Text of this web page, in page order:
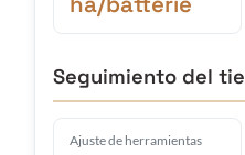
Seguimiento del
Ajuste de herramientas